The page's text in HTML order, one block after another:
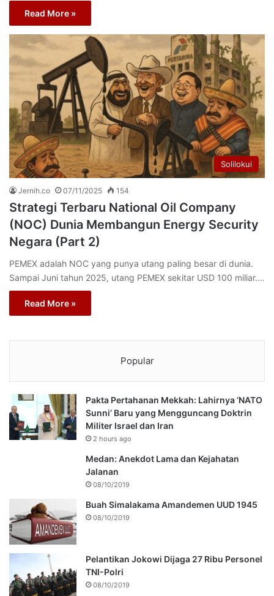
Read More »
Solilokui
Jernih.co 07/11/2025 154
Strategi Terbaru National Oil Company
(NOC) Dunia Membangun Energy Security
Negara (Part 2)
PEMEX adalah NOC yang punya utang paling besar di dunia.
Sampai Juni tahun 2025, utang PEMEX sekitar USD 100 miliar.…
Read More »
Popular
Pakta Pertahanan Mekkah: Lahirnya ‘NATO
Sunni’ Baru yang Mengguncang Doktrin
Militer Israel dan Iran
2 hours ago
Medan: Anekdot Lama dan Kejahatan
Jalanan
08/10/2019
Buah Simalakama Amandemen UUD 1945
08/10/2019
Pelantikan Jokowi Dijaga 27 Ribu Personel
TNI-Polri
08/10/2019